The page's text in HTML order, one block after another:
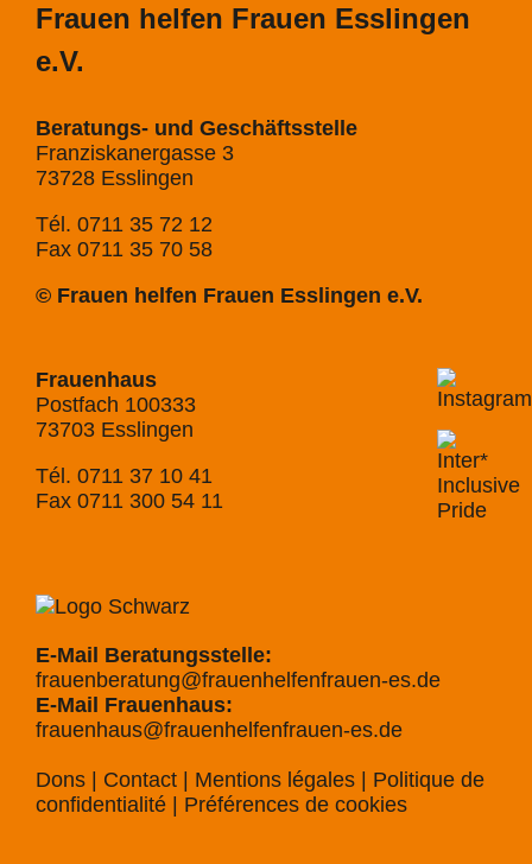
Frauen helfen Frauen Esslingen
e.V.
Beratungs- und Geschäftsstelle
Franziskanergasse 3
73728 Esslingen
Tél. 0711 35 72 12
Fax 0711 35 70 58
© Frauen helfen Frauen Esslingen e.V.
Frauenhaus
Postfach 100333
73703 Esslingen
Tél. 0711 37 10 41
Fax 0711 300 54 11
E-Mail Beratungsstelle:
frauenberatung@frauenhelfenfrauen-es.de
E-Mail Frauenhaus:
frauenhaus@frauenhelfenfrauen-es.de
Dons | Contact | Mentions légales | Politique de
confidentialité | Préférences de cookies